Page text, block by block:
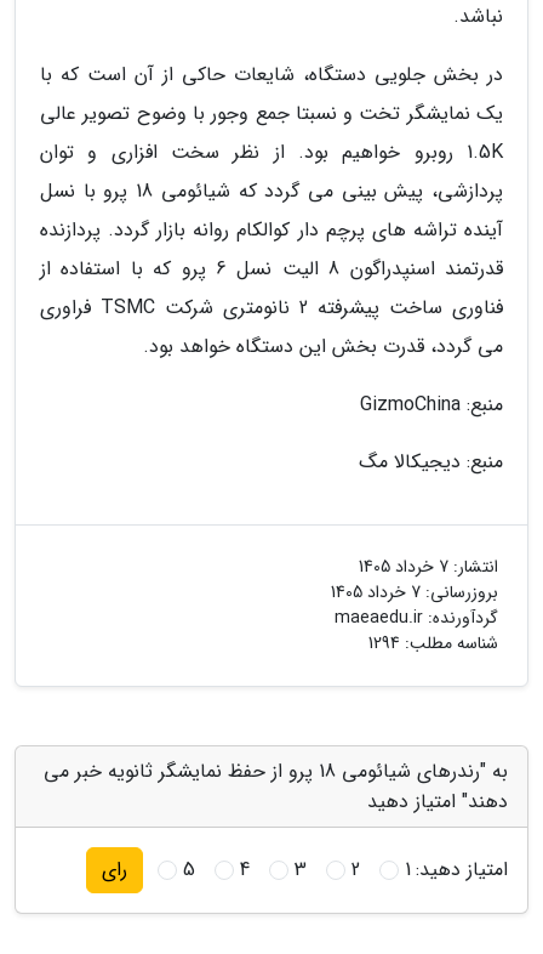
نباشد.
در بخش جلویی دستگاه، شایعات حاکی از آن است که با
یک نمایشگر تخت و نسبتا جمع وجور با وضوح تصویر عالی
1.5K روبرو خواهیم بود. از نظر سخت افزاری و توان
پردازشی، پیش بینی می گردد که شیائومی 18 پرو با نسل
آینده تراشه های پرچم دار کوالکام روانه بازار گردد. پردازنده
قدرتمند اسنپدراگون 8 الیت نسل 6 پرو که با استفاده از
فناوری ساخت پیشرفته 2 نانومتری شرکت TSMC فراوری
می گردد، قدرت بخش این دستگاه خواهد بود.
منبع: GizmoChina
منبع: دیجیکالا مگ
انتشار: 7 خرداد 1405
بروزرسانی: 7 خرداد 1405
گردآورنده: maeaedu.ir
شناسه مطلب: 1294
به "رندرهای شیائومی 18 پرو از حفظ نمایشگر ثانویه خبر می
دهند" امتیاز دهید
امتیاز دهید:1
2
3
4
5 رای